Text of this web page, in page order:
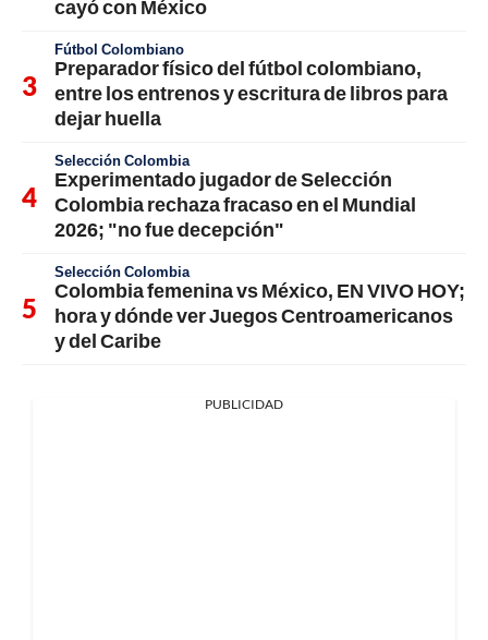
cayó con México
Fútbol Colombiano
Preparador físico del fútbol colombiano,
entre los entrenos y escritura de libros para
dejar huella
Selección Colombia
Experimentado jugador de Selección
Colombia rechaza fracaso en el Mundial
2026; "no fue decepción"
Selección Colombia
Colombia femenina vs México, EN VIVO HOY;
hora y dónde ver Juegos Centroamericanos
y del Caribe
PUBLICIDAD